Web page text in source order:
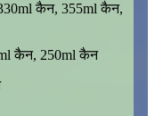
कैन, 355ml कैन,
कैन, 250ml कैन